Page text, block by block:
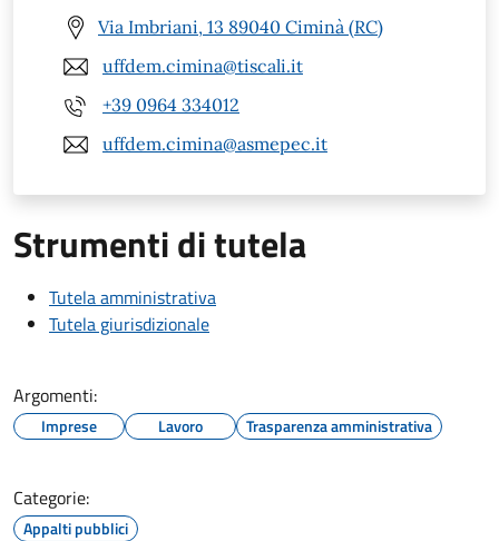
Via Imbriani, 13 89040 Ciminà (RC)
uffdem.cimina@tiscali.it
+39 0964 334012
uffdem.cimina@asmepec.it
Strumenti di tutela
Tutela amministrativa
Tutela giurisdizionale
Argomenti:
Imprese Lavoro Trasparenza amministrativa
Categorie:
Appalti pubblici